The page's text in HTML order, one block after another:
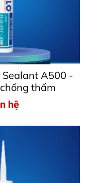
Sealant A500 -
thấm
hệ